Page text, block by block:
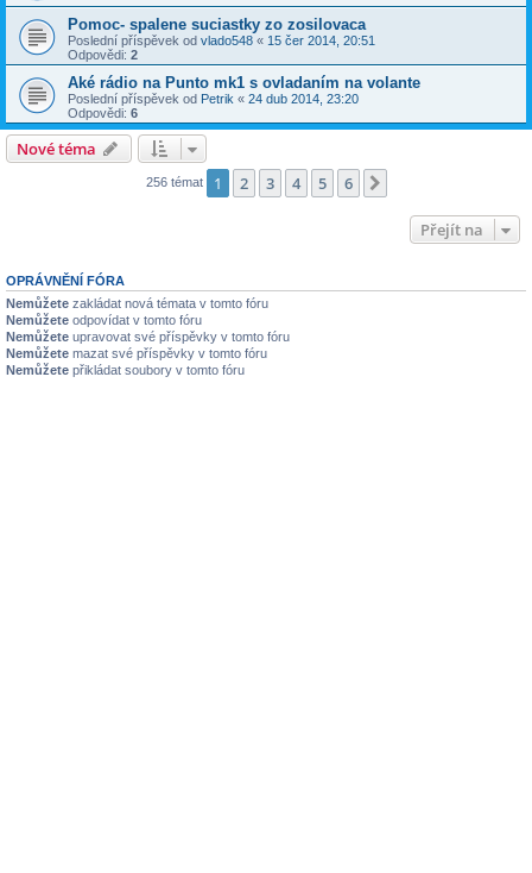
Pomoc- spalene suciastky zo zosilovaca
Poslední příspěvek od vlado548 « 15 čer 2014, 20:51
Odpovědi: 2
Aké rádio na Punto mk1 s ovladaním na volante
Poslední příspěvek od Petrik « 24 dub 2014, 23:20
Odpovědi: 6
Nové téma
256 témat 1 2 3 4 5 6
Přejít na
OPRÁVNĚNÍ FÓRA
Nemůžete zakládat nová témata v tomto fóru
Nemůžete odpovídat v tomto fóru
Nemůžete upravovat své příspěvky v tomto fóru
Nemůžete mazat své příspěvky v tomto fóru
Nemůžete přikládat soubory v tomto fóru